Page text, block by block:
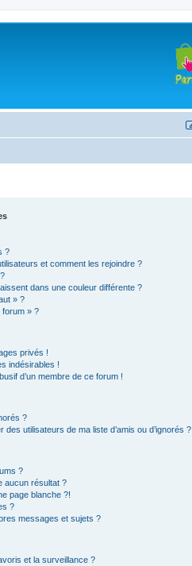
?
et comment les rejoindre ?
dans une couleur différente ?
» ?
forum » ?
privés !
indésirables !
d’un membre de ce forum !
?
utilisateurs de ma liste d’amis ou d’ignorés ?
?
aucun résultat ?
page blanche ?!
?
messages et sujets ?
et la surveillance ?